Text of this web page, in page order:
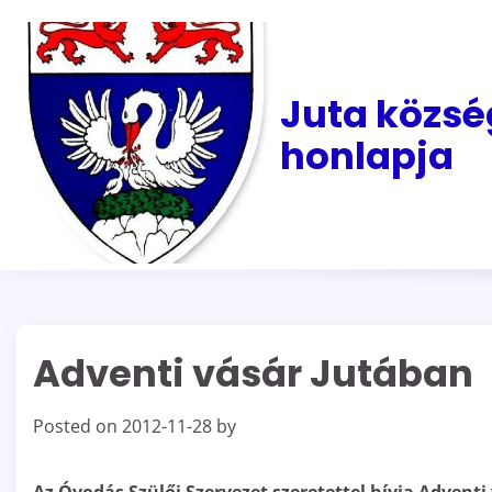
content
Juta
honlapja
Adventi vásár Jutában
Posted on 2012-11-28 by